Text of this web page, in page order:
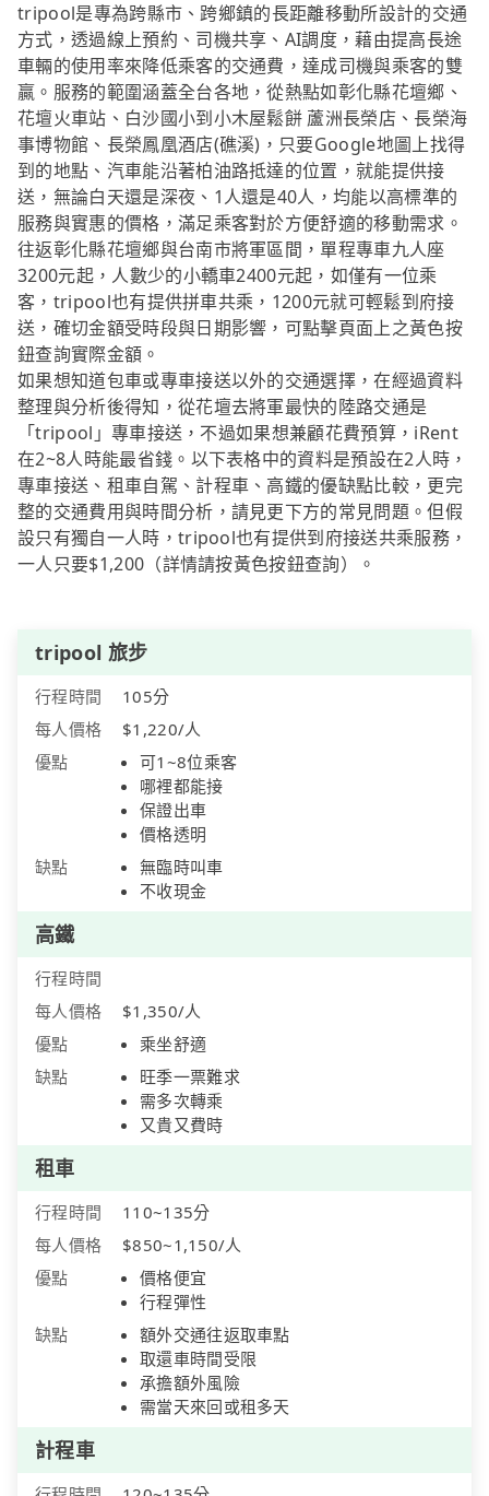
tripool是專為跨縣市、跨鄉鎮的長距離移動所設計的交通
方式，透過線上預約、司機共享、AI調度，藉由提高長途
車輛的使用率來降低乘客的交通費，達成司機與乘客的雙
贏。服務的範圍涵蓋全台各地，從熱點如彰化縣花壇鄉、
花壇火車站、白沙國小到小木屋鬆餅 蘆洲長榮店、長榮海
事博物館、長榮鳳凰酒店(礁溪)，只要Google地圖上找得
到的地點、汽車能沿著柏油路抵達的位置，就能提供接
送，無論白天還是深夜、1人還是40人，均能以高標準的
服務與實惠的價格，滿足乘客對於方便舒適的移動需求。
往返彰化縣花壇鄉與台南市將軍區間，單程專車九人座
3200元起，人數少的小轎車2400元起，如僅有一位乘
客，tripool也有提供拼車共乘，1200元就可輕鬆到府接
送，確切金額受時段與日期影響，可點擊頁面上之黃色按
鈕查詢實際金額。
如果想知道包車或專車接送以外的交通選擇，在經過資料
整理與分析後得知，從花壇去將軍最快的陸路交通是
「tripool」專車接送，不過如果想兼顧花費預算，iRent
在2~8人時能最省錢。以下表格中的資料是預設在2人時，
專車接送、租車自駕、計程車、高鐵的優缺點比較，更完
整的交通費用與時間分析，請見更下方的常見問題。但假
設只有獨自一人時，tripool也有提供到府接送共乘服務，
一人只要$1,200（詳情請按黃色按鈕查詢）。
tripool 旅步
行程時間
105分
每人價格
$1,220/人
優點
可1~8位乘客
哪裡都能接
保證出車
價格透明
缺點
無臨時叫車
不收現金
高鐵
行程時間
每人價格
$1,350/人
優點
乘坐舒適
缺點
旺季一票難求
需多次轉乘
又貴又費時
租車
行程時間
110~135分
每人價格
$850~1,150/人
優點
價格便宜
行程彈性
缺點
額外交通往返取車點
取還車時間受限
承擔額外風險
需當天來回或租多天
計程車